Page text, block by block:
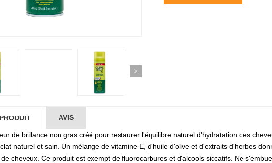
AVIS
de brillance non gras créé pour restaurer l'équilibre naturel d'hydratation des
naturel et sain. Un mélange de vitamine E, d'huile d'olive et d'extraits d'herbes
cheveux. Ce produit est exempt de fluorocarbures et d'alcools siccatifs. Ne